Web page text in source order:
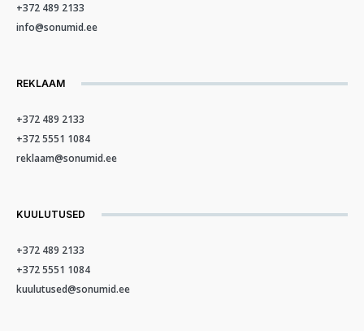
+372 489 2133
info@sonumid.ee
REKLAAM
+372 489 2133
+372 5551 1084
reklaam@sonumid.ee
KUULUTUSED
+372 489 2133
+372 5551 1084
kuulutused@sonumid.ee